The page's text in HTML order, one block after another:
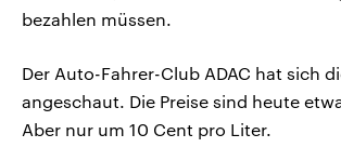
bezahlen müssen.
Der Auto-Fahrer-Club ADAC hat sich
angeschaut. Die Preise sind heute
Aber nur um 10 Cent pro Liter.